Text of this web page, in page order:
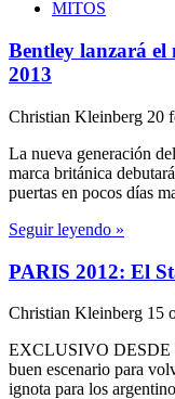
MITOS
Bentley lanzará
2013
Christian Kleinberg 20
La nueva generación
marca británica
puertas en pocos días
Seguir leyendo »
PARIS 2012: El
Christian Kleinberg 15
EXCLUSIVO DESDE
buen escenario para
ignota para los